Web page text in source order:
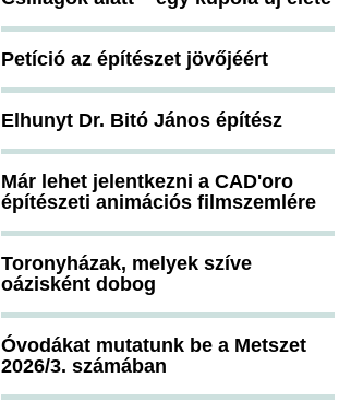
Petíció az építészet jövőjéért
Elhunyt Dr. Bitó János építész
Már lehet jelentkezni a CAD'oro
építészeti animációs filmszemlére
Toronyházak, melyek szíve
oázisként dobog
Óvodákat mutatunk be a Metszet
2026/3. számában